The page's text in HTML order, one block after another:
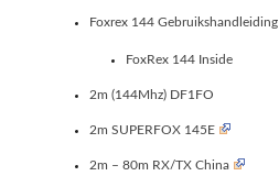
Foxrex 144 Gebruikshandleiding
FoxRex 144 Inside
2m (144Mhz) DF1FO
2m SUPERFOX 145E
2m – 80m RX/TX China